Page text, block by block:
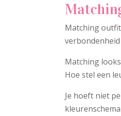
Matching
Matching
Hoe stel een
Je hoeft niet